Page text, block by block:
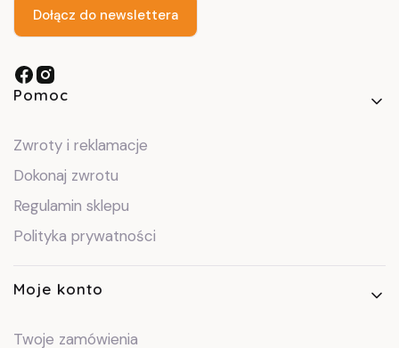
Dołącz do newslettera
Linki w stopce
Pomoc
Zwroty i reklamacje
Dokonaj zwrotu
Regulamin sklepu
Polityka prywatności
Moje konto
Twoje zamówienia